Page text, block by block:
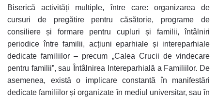
Biserică activități multiple, între care: organizarea de
cursuri de pregătire pentru căsătorie, programe de
consiliere și formare pentru cupluri și familii, întâlniri
periodice între familii, acțiuni eparhiale și intereparhiale
dedicate familiilor – precum „Calea Crucii de vindecare
pentru familii”, sau Întâlnirea Intereparhială a Familiilor. De
asemenea, există o implicare constantă în manifestări
dedicate familiilor și organizate în mediul universitar, sau în